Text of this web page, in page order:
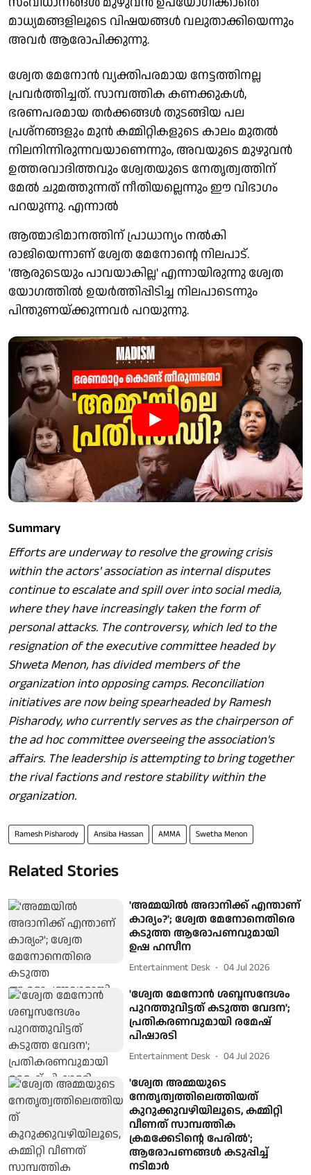
മാധ്യമങ്ങളിലൂടെ വിഷയങ്ങള്‍ വലുതാക്കിയെന്നും
അവര്‍ ആരോപിക്കുന്നു.
ശ്വേത മേനോന്‍ വ്യക്തിപരമായ നേട്ടത്തിനല്ല
പ്രവര്‍ത്തിച്ചത്. സാമ്പത്തിക കണക്കുകള്‍,
ഭരണപരമായ തര്‍ക്കങ്ങള്‍ തുടങ്ങിയ പല
പ്രശ്‌നങ്ങളും മുന്‍ കമ്മിറ്റികളുടെ കാലം മുതല്‍
നിലനിന്നിരുന്നവയാണെന്നും, അവയുടെ മുഴുവന്‍
ഉത്തരവാദിത്തവും ശ്വേതയുടെ നേതൃത്വത്തിന്
മേല്‍ ചുമത്തുന്നത് നീതിയല്ലെന്നും ഈ വിഭാഗം
പറയുന്നു. എന്നാല്‍
ആത്മാഭിമാനത്തിന് പ്രാധാന്യം നല്‍കി
രാജിയെന്നാണ് ശ്വേത മേനോന്റെ നിലപാട്.
'ആരുടെയും പാവയാകില്ല' എന്നായിരുന്നു ശ്വേത
യോഗത്തില്‍ ഉയര്‍ത്തിപ്പിടിച്ച നിലപാടെന്നും
പിന്തുണയ്ക്കുന്നവര്‍ പറയുന്നു.
Summary
Efforts are underway to resolve the growing crisis
within the actors' association as internal disputes
continue to escalate and spill over into social media,
where they have increasingly taken the form of
personal attacks. The controversy, which led to the
resignation of the executive committee headed by
Shweta Menon, has divided members of the
organization into opposing camps. Reconciliation
initiatives are now being spearheaded by Ramesh
Pisharody, who currently serves as the chairperson of
the ad hoc committee overseeing the association's
affairs. The leadership is attempting to bring together
the rival factions and restore stability within the
organization.
Ramesh Pisharody Ansiba Hassan AMMA Swetha Menon
Related Stories
'അമ്മയില്‍ അദാനിക്ക് എന്താണ്
കാര്യം?'; ശ്വേത മേനോനെതിരെ
കടുത്ത ആരോപണവുമായി
ഉഷ ഹസീന
Entertainment Desk 04 Jul 2026
'ശ്വേത മേനോൻ ശബ്ദസന്ദേശം
പുറത്തുവിട്ടത് കടുത്ത വേദന';
പ്രതികരണവുമായി രമേഷ്
പിഷാരടി
Entertainment Desk 04 Jul 2026
'ശ്വേത അമ്മയുടെ
നേതൃത്വത്തിലെത്തിയത്
കുറുക്കുവഴിയിലൂടെ, കമ്മിറ്റി
വീണത് സാമ്പത്തിക
ക്രമക്കേടിന്റെ പേരില്‍';
ആരോപണങ്ങള്‍ കടുപ്പിച്ച്
നടിമാര്‍